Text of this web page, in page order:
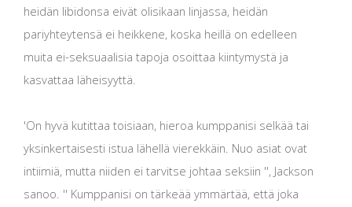
heidän libidonsa eivät olisikaan linjassa, heidän
pariyhteytensä ei heikkene, koska heillä on edelleen
muita ei-seksuaalisia tapoja osoittaa kiintymystä ja
kasvattaa läheisyyttä.
'On hyvä kutittaa toisiaan, hieroa kumppanisi selkää tai
yksinkertaisesti istua lähellä vierekkäin. Nuo asiat ovat
intiimiä, mutta niiden ei tarvitse johtaa seksiin '', Jackson
sanoo. '' Kumppanisi on tärkeää ymmärtää, että joka